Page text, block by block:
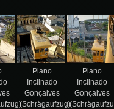
Plano
Inclinado
Gonçalves
(Schrägaufzug)
Plano
Inclinado
Gonçalves